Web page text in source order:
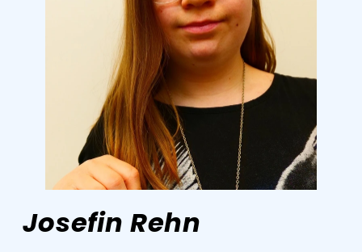
Josefin Rehn